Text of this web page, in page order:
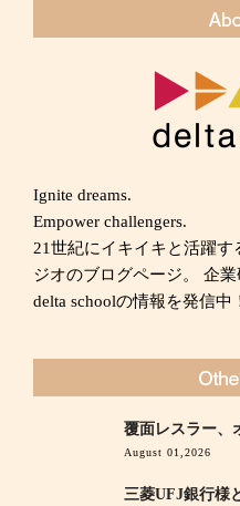
Ignite dreams.
Empower challengers.
21世紀にイキイキと活躍
ジオのブログページ。 企
delta schoolの情報を発信中
覆面レスラー、
August 01,2026
三菱UFJ銀行様